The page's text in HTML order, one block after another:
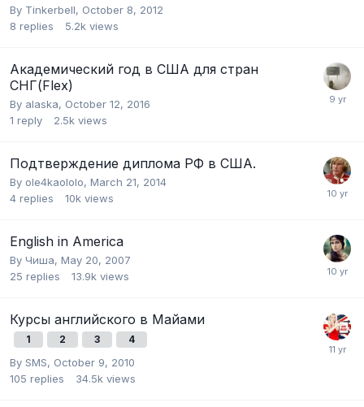
By Tinkerbell, October 8, 2012
8 replies 5.2k views
Академический год в США для стран
СНГ(Flex)
By alaska, October 12, 2016
1 reply 2.5k views
Подтверждение диплома РФ в США.
By ole4kaololo, March 21, 2014
4 replies 10k views
English in America
By Чиша, May 20, 2007
25 replies 13.9k views
Курсы английского в Майами
1 2 3 4
By SMS, October 9, 2010
105 replies 34.5k views